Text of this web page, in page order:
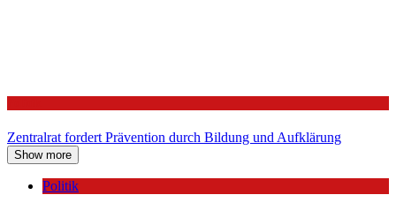
Zentralrat fordert Prävention durch Bildung und Aufklärung
Show more
Politik